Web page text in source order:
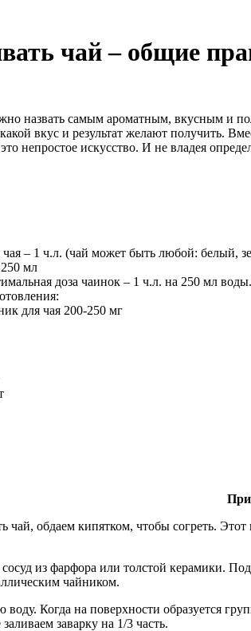
чай – общие
назвать самым ароматным, вкусным и
какой вкус и результат желают получить.
это непростое искусство. И не владея
– 1 ч.л. (чай может быть любой: белый,
мл
доза чаинок – 1 ч.л. на 250 мл
для чая 200-250 мг
чай, обдаем кипятком, чтобы согреть.
сосуд из фарфора или толстой керамики.
чайником.
Когда на поверхности образуется
заварку на 1/3 часть.